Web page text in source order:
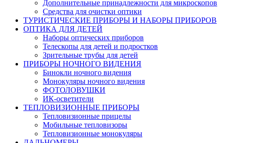
Дополнительные принадлежности для микроскопов
Средства для очистки оптики
ТУРИСТИЧЕСКИЕ ПРИБОРЫ И НАБОРЫ ПРИБОРОВ
ОПТИКА ДЛЯ ДЕТЕЙ
Наборы оптических приборов
Телескопы для детей и подростков
Зрительные трубы для детей
ПРИБОРЫ НОЧНОГО ВИДЕНИЯ
Бинокли ночного видения
Монокуляры ночного видения
ФОТОЛОВУШКИ
ИК-осветители
ТЕПЛОВИЗИОННЫЕ ПРИБОРЫ
Тепловизионные прицелы
Мобильные тепловизоры
Тепловизионные монокуляры